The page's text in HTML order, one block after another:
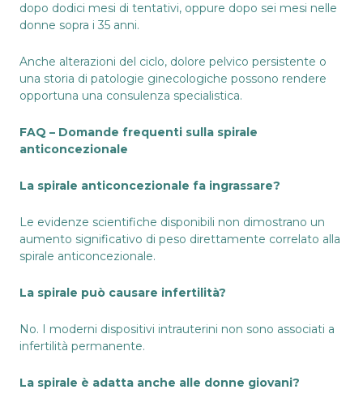
dopo dodici mesi di tentativi, oppure dopo sei mesi nelle
donne sopra i 35 anni.
Anche alterazioni del ciclo, dolore pelvico persistente o
una storia di patologie ginecologiche possono rendere
opportuna una consulenza specialistica.
FAQ – Domande frequenti sulla spirale
anticoncezionale
La spirale anticoncezionale fa ingrassare?
Le evidenze scientifiche disponibili non dimostrano un
aumento significativo di peso direttamente correlato alla
spirale anticoncezionale.
La spirale può causare infertilità?
No. I moderni dispositivi intrauterini non sono associati a
infertilità permanente.
La spirale è adatta anche alle donne giovani?